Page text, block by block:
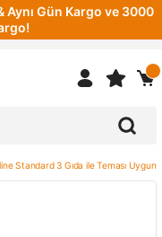
Aynı Gün Kargo ve 3000
Standard 3 Gıda ile Teması